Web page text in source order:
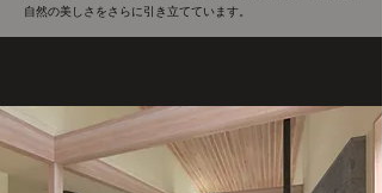
自然の美しさをさらに引き立てています。